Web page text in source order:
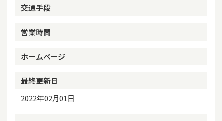
交通手段
営業時間
ホームページ
最終更新日
2022年02月01日